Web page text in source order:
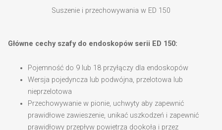
Suszenie i przechowywania w ED 150
Główne cechy szafy do endoskopów serii ED 150:
Pojemność do 9 lub 18 przyłączy dla endoskopów
Wersja pojedyncza lub podwójna, przelotowa lub
nieprzelotowa
Przechowywanie w pionie, uchwyty aby zapewnić
prawidłowe zawieszenie, unikać uszkodzeń i zapewnić
prawidłowy przepływ powietrza dookoła i przez